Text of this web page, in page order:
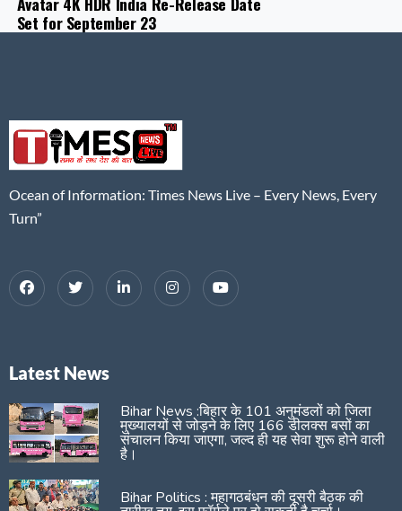
Set for September 23
Ocean of Information: Times News Live – Every News, Every
Turn”
Latest News
Bihar News :बिहार के 101 अनुमंडलों को जिला
मुख्यालयों से जोड़ने के लिए 166 डीलक्स बसों का
संचालन किया जाएगा, जल्द ही यह सेवा शुरू होने वाली
है।
Bihar Politics : महागठबंधन की दूसरी बैठक की